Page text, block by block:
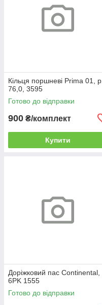
Кільця поршневі Prima 01, р.
76,0, 3595
Готово до відправки
900 ₴/комплект
Купити
Доріжковий пас Continental,
6PK 1555
Готово до відправки